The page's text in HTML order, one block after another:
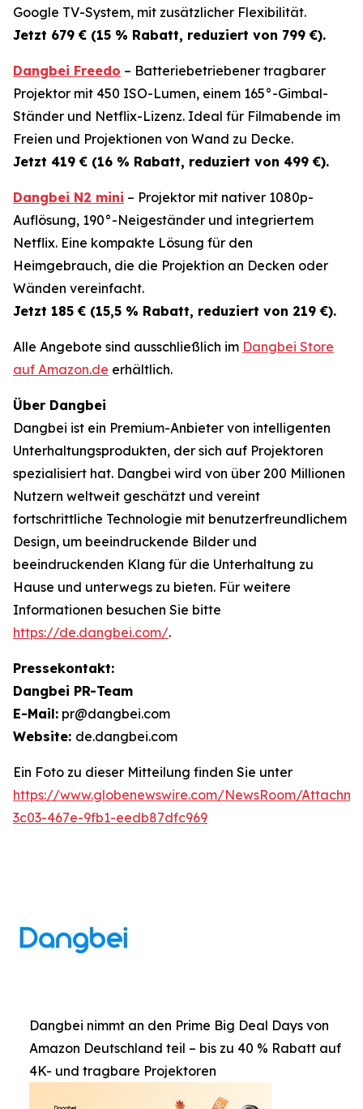
Google TV-System, mit zusätzlicher Flexibilität.
Jetzt 679 € (15 % Rabatt, reduziert von 799 €).
Dangbei Freedo – Batteriebetriebener tragbarer
Projektor mit 450 ISO-Lumen, einem 165°-Gimbal-
Ständer und Netflix-Lizenz. Ideal für Filmabende im
Freien und Projektionen von Wand zu Decke.
Jetzt 419 € (16 % Rabatt, reduziert von 499 €).
Dangbei N2 mini – Projektor mit nativer 1080p-
Auflösung, 190°-Neigeständer und integriertem
Netflix. Eine kompakte Lösung für den
Heimgebrauch, die die Projektion an Decken oder
Wänden vereinfacht.
Jetzt 185 € (15,5 % Rabatt, reduziert von 219 €).
Alle Angebote sind ausschließlich im Dangbei Store
auf Amazon.de erhältlich.
Über Dangbei
Dangbei ist ein Premium-Anbieter von intelligenten
Unterhaltungsprodukten, der sich auf Projektoren
spezialisiert hat. Dangbei wird von über 200 Millionen
Nutzern weltweit geschätzt und vereint
fortschrittliche Technologie mit benutzerfreundlichem
Design, um beeindruckende Bilder und
beeindruckenden Klang für die Unterhaltung zu
Hause und unterwegs zu bieten. Für weitere
Informationen besuchen Sie bitte
https://de.dangbei.com/.
Pressekontakt:
Dangbei PR-Team
E-Mail: pr@dangbei.com
Website: de.dangbei.com
Ein Foto zu dieser Mitteilung finden Sie unter
https://www.globenewswire.com/NewsRoom/
3c03-467e-9fb1-eedb87dfc969
Dangbei nimmt an den Prime Big Deal Days von
Amazon Deutschland teil – bis zu 40 % Rabatt auf
4K- und tragbare Projektoren